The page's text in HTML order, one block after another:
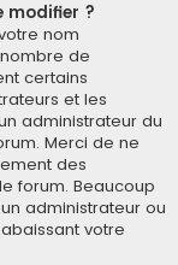
modifier ?
nom
de
certains
et les
administrateur du
Merci de ne
des
forum. Beaucoup
administrateur ou
votre